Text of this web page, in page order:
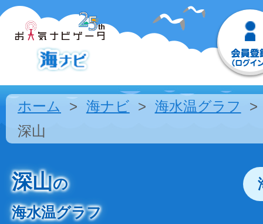
ホーム 海ナビ
海水温グラフ
深山
深山の
海水温グラフ